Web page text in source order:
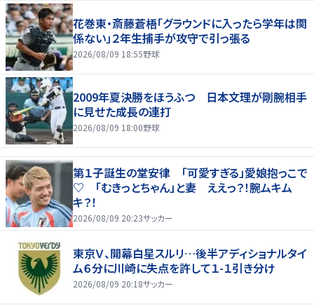
花巻東・斎藤蒼梧「グラウンドに入ったら学年は関
係ない」２年生捕手が攻守で引っ張る
2026/08/09 18:55野球
2009年夏決勝をほうふつ 日本文理が剛腕相手
に見せた成長の連打
2026/08/09 18:00野球
第１子誕生の堂安律 「可愛すぎる」愛娘抱っこで
♡ 「むきっとちゃん」と妻 ええっ？！腕ムキム
キ？！
2026/08/09 20:23サッカー
東京Ｖ、開幕白星スルリ…後半アディショナルタイ
ム６分に川崎に失点を許して１-１引き分け
2026/08/09 20:18サッカー